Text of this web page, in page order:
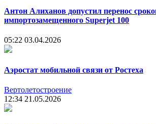
Антон Алиханов допустил перенос
импортозамещенного Superjet 100
05:22 03.04.2026
Аэростат мобильной связи от Ростеха
Вертолетостроение
12:34 21.05.2026